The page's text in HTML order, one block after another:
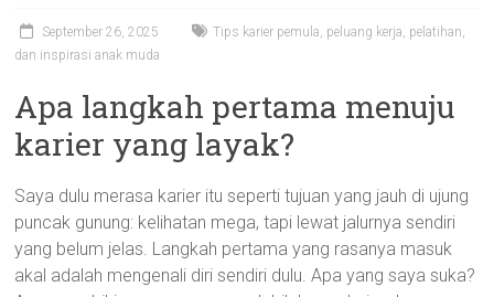
September 26, 2025
Tips karier pemula, peluang kerja, pelatihan,
dan inspirasi anak muda
Apa langkah pertama menuju
karier yang layak?
Saya dulu merasa karier itu seperti tujuan yang jauh di ujung
puncak gunung: kelihatan mega, tapi lewat jalurnya sendiri
yang belum jelas. Langkah pertama yang rasanya masuk
akal adalah mengenali diri sendiri dulu. Apa yang saya suka?